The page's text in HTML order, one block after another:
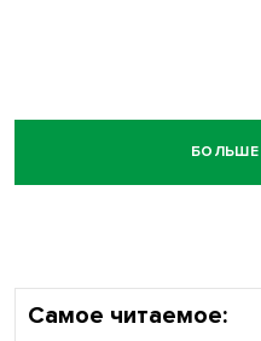
Самое читаемое: